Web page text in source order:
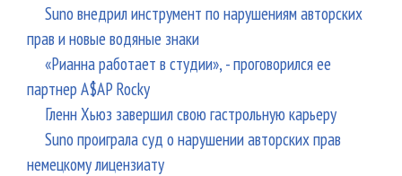
Suno внедрил инструмент по нарушениям авторских
прав и новые водяные знаки
«Рианна работает в студии», - проговорился ее
партнер A$AP Rocky
Гленн Хьюз завершил свою гастрольную карьеру
Suno проиграла суд о нарушении авторских прав
немецкому лицензиату